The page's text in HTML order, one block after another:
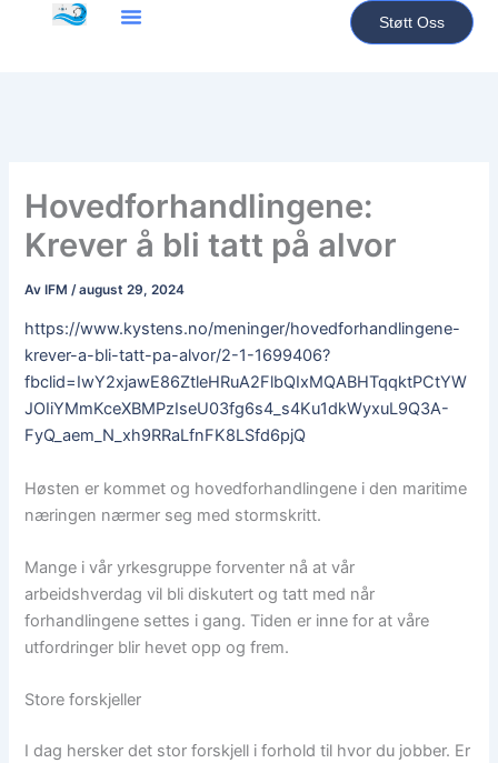
Støtt Oss
Hovedforhandlingene:
Krever å bli tatt på alvor
Av IFM /august 29, 2024
https://www.kystens.no/meninger/hovedforhandlingene-
krever-a-bli-tatt-pa-alvor/2-1-1699406?
fbclid=IwY2xjawE86ZtleHRuA2FlbQIxMQABHTqqktPCtYW
JOIiYMmKceXBMPzIseU03fg6s4_s4Ku1dkWyxuL9Q3A-
FyQ_aem_N_xh9RRaLfnFK8LSfd6pjQ
Høsten er kommet og hovedforhandlingene i den maritime
næringen nærmer seg med stormskritt.
Mange i vår yrkesgruppe forventer nå at vår
arbeidshverdag vil bli diskutert og tatt med når
forhandlingene settes i gang. Tiden er inne for at våre
utfordringer blir hevet opp og frem.
Store forskjeller
I dag hersker det stor forskjell i forhold til hvor du jobber. Er